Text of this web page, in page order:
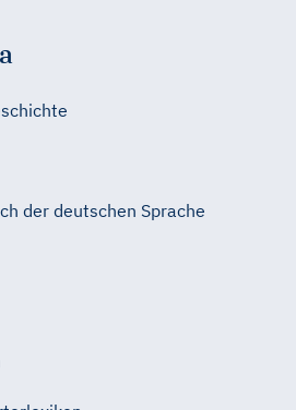
der deutschen Sprache